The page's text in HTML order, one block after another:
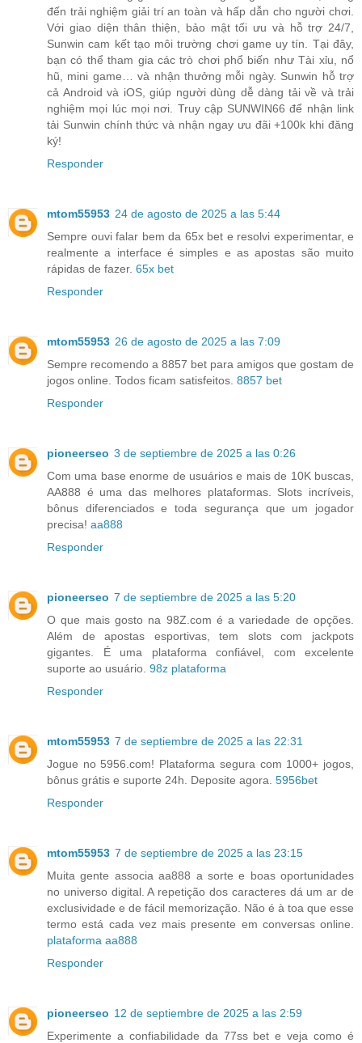
đến trải nghiệm giải trí an toàn và hấp dẫn cho người chơi.
Với giao diện thân thiện, bảo mật tối ưu và hỗ trợ 24/7,
Sunwin cam kết tạo môi trường chơi game uy tín. Tại đây,
bạn có thể tham gia các trò chơi phổ biến như Tài xỉu, nổ
hũ, mini game… và nhận thưởng mỗi ngày. Sunwin hỗ trợ
cả Android và iOS, giúp người dùng dễ dàng tải về và trải
nghiệm mọi lúc mọi nơi. Truy cập SUNWIN66 để nhận link
tải Sunwin chính thức và nhận ngay ưu đãi +100k khi đăng
ký!
Responder
mtom55953 24 de agosto de 2025 a las 5:44
Sempre ouvi falar bem da 65x bet e resolvi experimentar, e
realmente a interface é simples e as apostas são muito
rápidas de fazer. 65x bet
Responder
mtom55953 26 de agosto de 2025 a las 7:09
Sempre recomendo a 8857 bet para amigos que gostam de
jogos online. Todos ficam satisfeitos. 8857 bet
Responder
pioneerseo 3 de septiembre de 2025 a las 0:26
Com uma base enorme de usuários e mais de 10K buscas,
AA888 é uma das melhores plataformas. Slots incríveis,
bônus diferenciados e toda segurança que um jogador
precisa! aa888
Responder
pioneerseo 7 de septiembre de 2025 a las 5:20
O que mais gosto na 98Z.com é a variedade de opções.
Além de apostas esportivas, tem slots com jackpots
gigantes. É uma plataforma confiável, com excelente
suporte ao usuário. 98z plataforma
Responder
mtom55953 7 de septiembre de 2025 a las 22:31
Jogue no 5956.com! Plataforma segura com 1000+ jogos,
bônus grátis e suporte 24h. Deposite agora. 5956bet
Responder
mtom55953 7 de septiembre de 2025 a las 23:15
Muita gente associa aa888 a sorte e boas oportunidades
no universo digital. A repetição dos caracteres dá um ar de
exclusividade e de fácil memorização. Não é à toa que esse
termo está cada vez mais presente em conversas online.
plataforma aa888
Responder
pioneerseo 12 de septiembre de 2025 a las 2:59
Experimente a confiabilidade da 77ss bet e veja como é